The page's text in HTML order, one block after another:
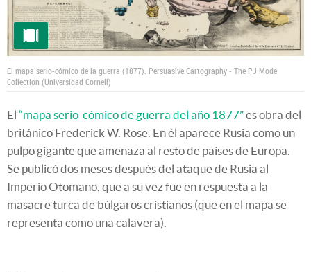
El mapa serio-cómico de la guerra (1877). Persuasive Cartography - The PJ Mode
Collection (Universidad Cornell)
El “mapa serio-cómico de guerra del año 1877”es obra del
británico Frederick W. Rose. En él aparece Rusia como un
pulpo gigante que amenaza al resto de países de Europa.
Se publicó dos meses después del ataque de Rusia al
Imperio Otomano, que a su vez fue en respuesta a la
masacre turca de búlgaros cristianos (que en el mapa se
representa como una calavera).